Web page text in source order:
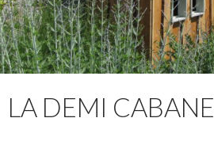
LA DEMI CABANE